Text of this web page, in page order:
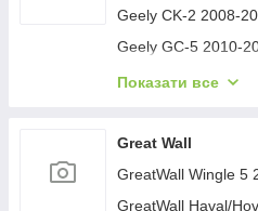
Geely CK-2 2008-
Geely GC-5 2010-
Geely GC-6 2014-
Geely Emgrand EC7
Geely Emgrand X7
Geely LC Cross
Показати все
Great Wall
GreatWall Wingle 5
GreatWall Haval/